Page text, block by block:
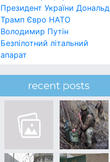
Президент України Дональд
Трамп Євро НАТО
Володимир Путін
Безпілотний літальний
апарат
recent posts